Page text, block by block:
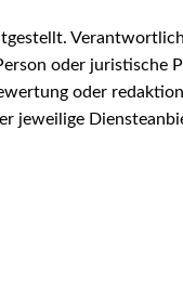
oder
oder
jeweilige